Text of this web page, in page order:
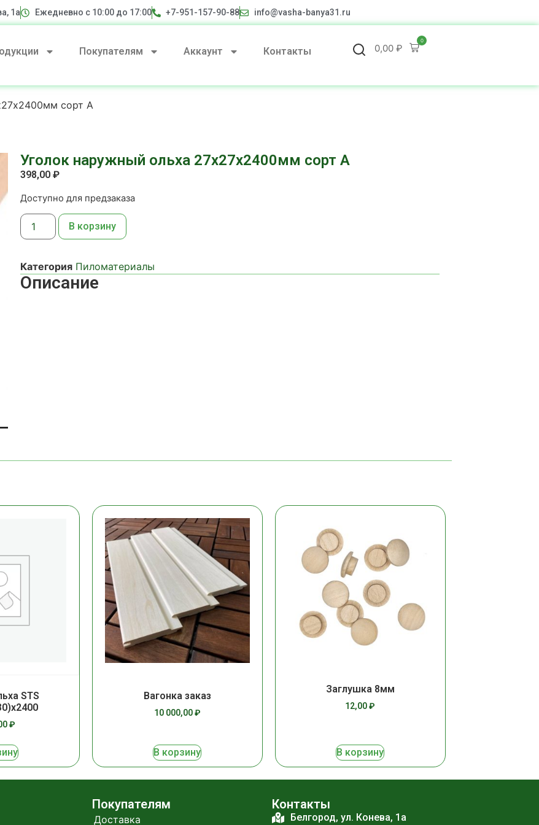
1а Ежедневно с 10:00 до 17:00 +7-951-157-90-88 info@vasha-banya31.ru
Покупателям Аккаунт Контакты 0,00₽
0
сорт А
Уголок наружный ольха 27х27х2400мм сорт А
398,00 ₽
Доступно для предзаказа
В корзину
Категория Пиломатериалы
Описание
STS
₽
Вагонка заказ
10 000,00₽
В корзину
Заглушка 8мм
12,00₽
В корзину
Покупателям
Доставка
Контакты
Белгород, ул. Конева, 1а